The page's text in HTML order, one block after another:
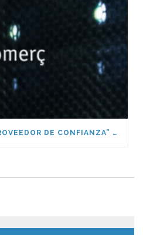
IEAISA, NOMBRADO “PROVEEDOR DE CONFIANZA” DE LA CAMBRA DE COMERÇ DE BARCELONA